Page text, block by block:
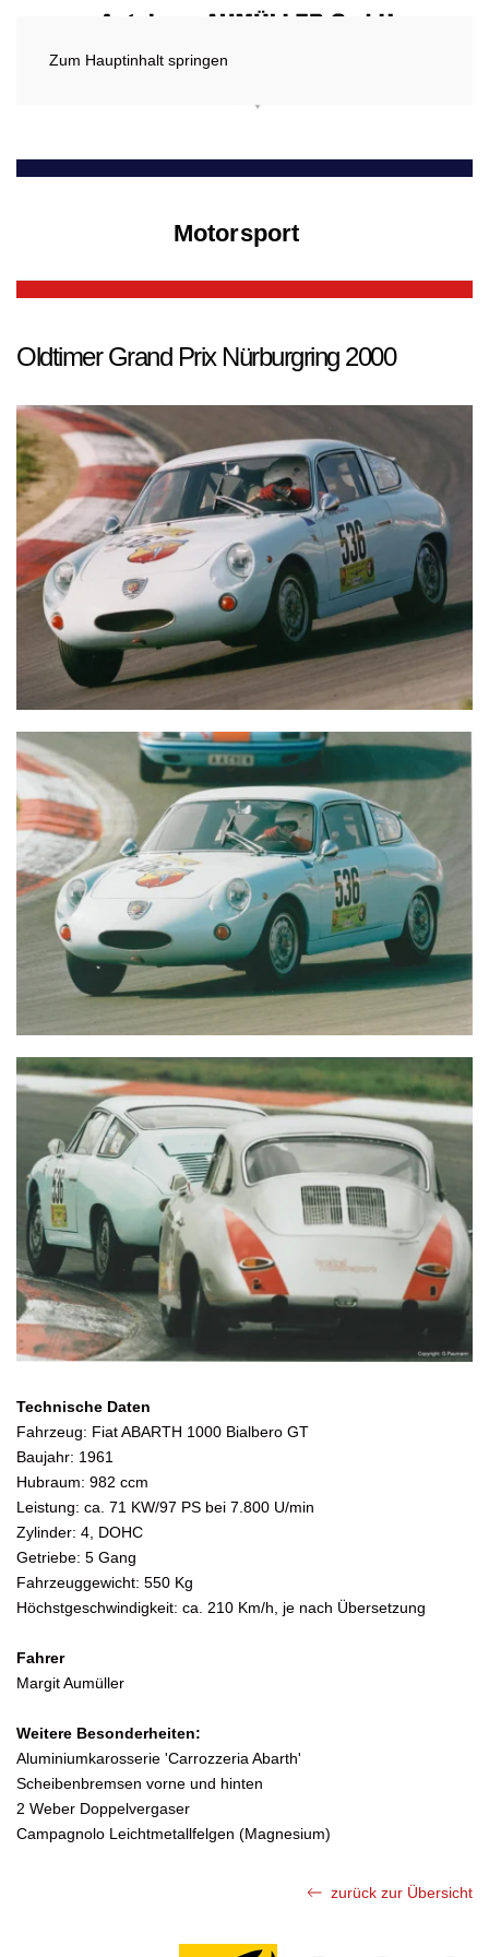
Zum Hauptinhalt springen
Motorsport
Oldtimer Grand Prix Nürburgring 2000
Technische Daten
Fahrzeug: Fiat ABARTH 1000 Bialbero GT
Baujahr: 1961
Hubraum: 982 ccm
Leistung: ca. 71 KW/97 PS bei 7.800 U/min
Zylinder: 4, DOHC
Getriebe: 5 Gang
Fahrzeuggewicht: 550 Kg
Höchstgeschwindigkeit: ca. 210 Km/h, je nach Übersetzung
Fahrer
Margit Aumüller
Weitere Besonderheiten:
Aluminiumkarosserie 'Carrozzeria Abarth'
Scheibenbremsen vorne und hinten
2 Weber Doppelvergaser
Campagnolo Leichtmetallfelgen (Magnesium)
zurück zur Übersicht